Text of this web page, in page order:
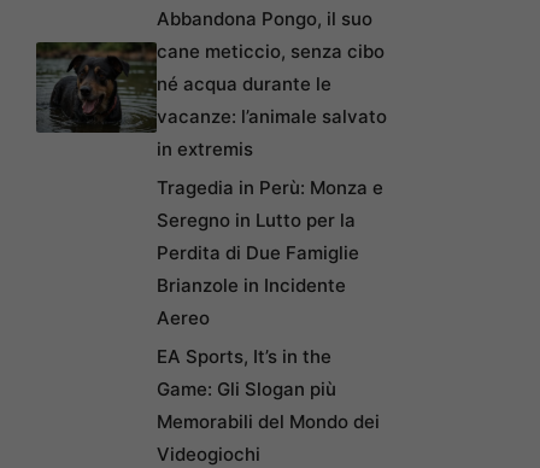
Abbandona Pongo, il suo
cane meticcio, senza cibo
né acqua durante le
vacanze: l’animale salvato
in extremis
Tragedia in Perù: Monza e
Seregno in Lutto per la
Perdita di Due Famiglie
Brianzole in Incidente
Aereo
EA Sports, It’s in the
Game: Gli Slogan più
Memorabili del Mondo dei
Videogiochi